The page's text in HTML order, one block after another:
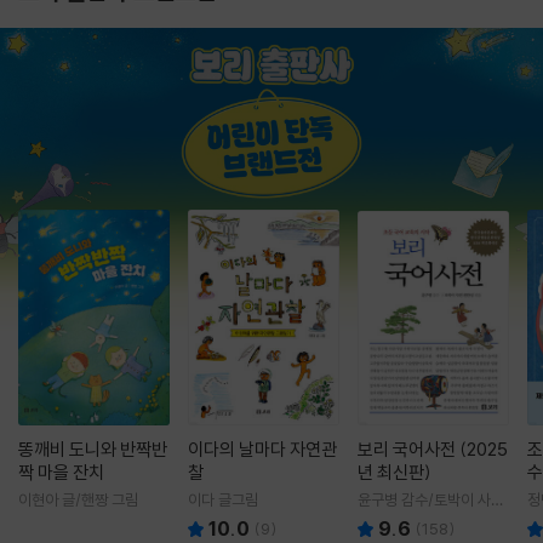
똥깨비 도니와 반짝반
짝 마을 잔치
이현아 글/핸짱 그림
이다의 날마다 자연관
찰
이다 글그림
10.0 (9)
보리 국어사전 (2025
년 최신판)
윤구병 감수/토박이 사전
편찬실 편
9.6 (158)